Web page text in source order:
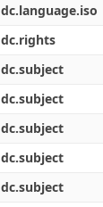
dc.language.iso
dc.rights
dc.subject
dc.subject
dc.subject
dc.subject
dc.subject